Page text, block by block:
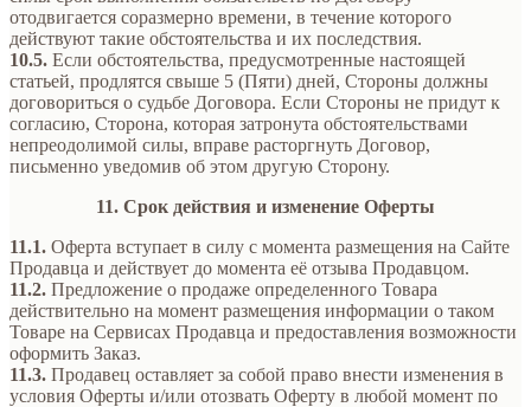
отодвигается соразмерно времени, в течение которого
действуют такие обстоятельства и их последствия.
10.5. Если обстоятельства, предусмотренные настоящей
статьей, продлятся свыше 5 (Пяти) дней, Стороны должны
договориться о судьбе Договора. Если Стороны не придут к
согласию, Сторона, которая затронута обстоятельствами
непреодолимой силы, вправе расторгнуть Договор,
письменно уведомив об этом другую Сторону.
11. Срок действия и изменение Оферты
11.1. Оферта вступает в силу с момента размещения на Сайте
Продавца и действует до момента её отзыва Продавцом.
11.2. Предложение о продаже определенного Товара
действительно на момент размещения информации о таком
Товаре на Сервисах Продавца и предоставления возможности
оформить Заказ.
11.3. Продавец оставляет за собой право внести изменения в
условия Оферты и/или отозвать Оферту в любой момент по